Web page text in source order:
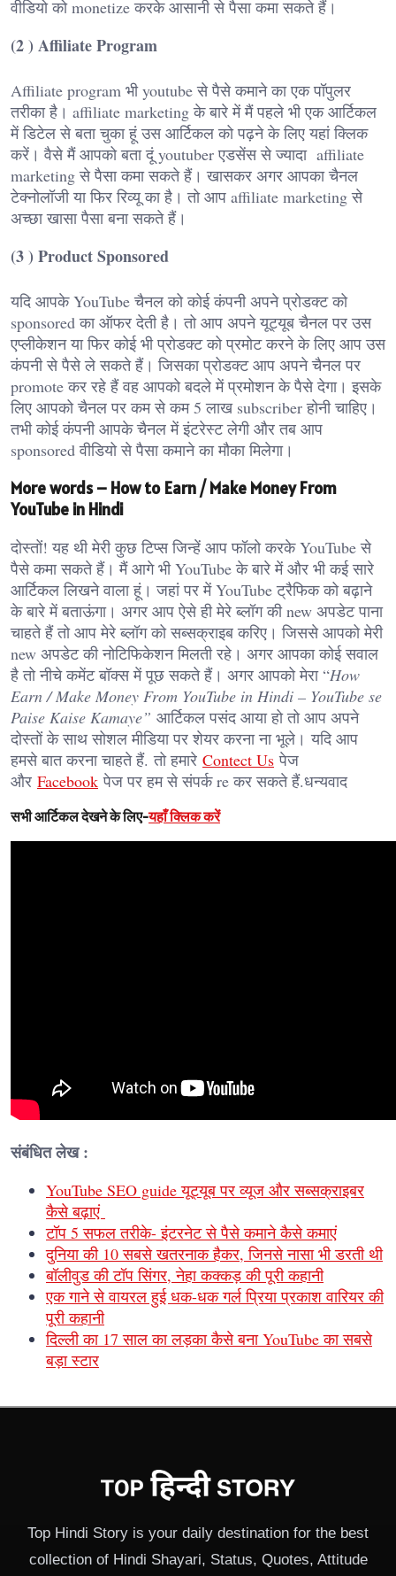
वीडियो को monetize करके आसानी से पैसा कमा सकते हैं।
(2 ) Affiliate Program
Affiliate program भी youtube से पैसे कमाने का एक पॉपुलर
तरीका है। affiliate marketing के बारे में मैं पहले भी एक आर्टिकल
में डिटेल से बता चुका हूं उस आर्टिकल को पढ़ने के लिए यहां क्लिक
करें। वैसे मैं आपको बता दूं youtuber एडसेंस से ज्यादा affiliate
marketing से पैसा कमा सकते हैं। खासकर अगर आपका चैनल
टेक्नोलॉजी या फिर रिव्यू का है। तो आप affiliate marketing से
अच्छा खासा पैसा बना सकते हैं।
(3 ) Product Sponsored
यदि आपके YouTube चैनल को कोई कंपनी अपने प्रोडक्ट को
sponsored का ऑफर देती है। तो आप अपने यूट्यूब चैनल पर उस
एप्लीकेशन या फिर कोई भी प्रोडक्ट को प्रमोट करने के लिए आप उस
कंपनी से पैसे ले सकते हैं। जिसका प्रोडक्ट आप अपने चैनल पर
promote कर रहे हैं वह आपको बदले में प्रमोशन के पैसे देगा। इसके
लिए आपको चैनल पर कम से कम 5 लाख subscriber होनी चाहिए।
तभी कोई कंपनी आपके चैनल में इंटरेस्ट लेगी और तब आप
sponsored वीडियो से पैसा कमाने का मौका मिलेगा।
More words – How to Earn / Make Money From
YouTube in Hindi
दोस्तों! यह थी मेरी कुछ टिप्स जिन्हें आप फॉलो करके YouTube से
पैसे कमा सकते हैं। मैं आगे भी YouTube के बारे में और भी कई सारे
आर्टिकल लिखने वाला हूं। जहां पर में YouTube ट्रैफिक को बढ़ाने
के बारे में बताऊंगा। अगर आप ऐसे ही मेरे ब्लॉग की new अपडेट पाना
चाहते हैं तो आप मेरे ब्लॉग को सब्सक्राइब करिए। जिससे आपको मेरी
new अपडेट की नोटिफिकेशन मिलती रहे। अगर आपका कोई सवाल
है तो नीचे कमेंट बॉक्स में पूछ सकते हैं। अगर आपको मेरा “How
Earn / Make Money From YouTube in Hindi – YouTube se
Paise Kaise Kamaye” आर्टिकल पसंद आया हो तो आप अपने
दोस्तों के साथ सोशल मीडिया पर शेयर करना ना भूले। यदि आप
हमसे बात करना चाहते हैं. तो हमारे Contect Us पेज
और Facebook पेज पर हम से संपर्क re कर सकते हैं.धन्यवाद
सभी आर्टिकल देखने के लिए-यहाँ क्लिक करें
संबंधित लेख :
YouTube SEO guide यूट्यूब पर व्यूज और सब्सक्राइबर
कैसे बढ़ाएं
टॉप 5 सफल तरीके- इंटरनेट से पैसे कमाने कैसे कमाएं
दुनिया की 10 सबसे खतरनाक हैकर, जिनसे नासा भी डरती थी
बॉलीवुड की टॉप सिंगर, नेहा कक्कड़ की पूरी कहानी
एक गाने से वायरल हुई धक-धक गर्ल प्रिया प्रकाश वारियर की
पूरी कहानी
दिल्ली का 17 साल का लड़का कैसे बना YouTube का सबसे
बड़ा स्टार
Top Hindi Story is your daily destination for the best
collection of Hindi Shayari, Status, Quotes, Attitude